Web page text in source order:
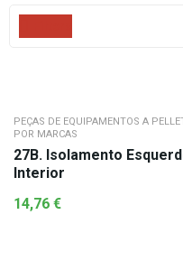
PEÇAS DE EQUIPAMENTOS A
POR MARCAS
27B. Isolamento
Interior
14,76 €